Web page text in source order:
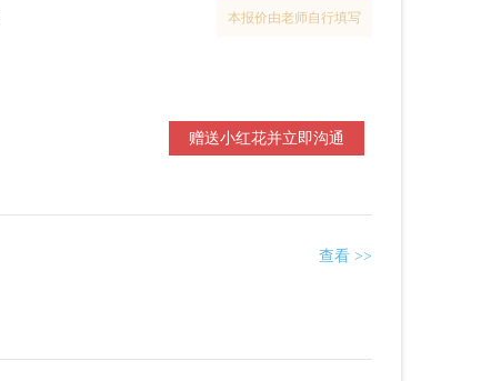
本报价由老师自行填写
赠送小红花并立即沟通
查看 >>